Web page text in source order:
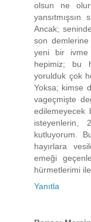
olsun ne
Ancak;
son
yeni bir ivme
hepimiz; bu
yorulduk çok
Yoksa; kimse
vageçmişte
edilemeyecek
isteyenlerin,
kutluyorum.
hayırlara
emeği
hürmetlerimi
Yanıtla